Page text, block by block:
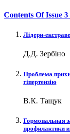
Contents Of Issue 3
Лідери-
Д.Д. Зербіно
Проблема
гіпертензію
В.К. Тащук
Гормональная
профилактики